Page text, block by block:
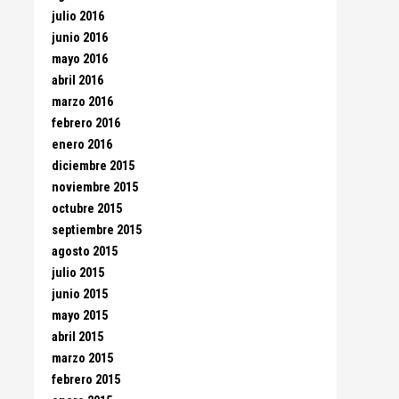
julio 2016
junio 2016
mayo 2016
abril 2016
marzo 2016
febrero 2016
enero 2016
diciembre 2015
noviembre 2015
octubre 2015
septiembre 2015
agosto 2015
julio 2015
junio 2015
mayo 2015
abril 2015
marzo 2015
febrero 2015